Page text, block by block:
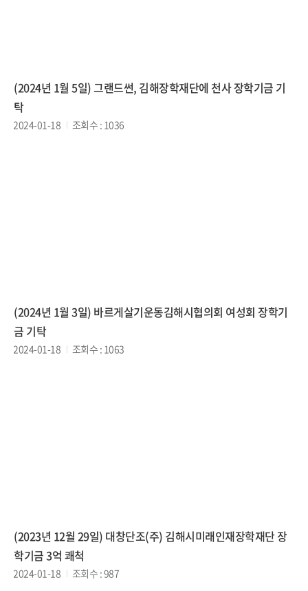
(2024년 1월 5일) 그랜드썬, 김해장학재단에 천사 장학기금 기
탁
2024-01-18 조회수 : 1036
(2024년 1월 3일) 바르게살기운동김해시협의회 여성회 장학기
금 기탁
2024-01-18 조회수 : 1063
(2023년 12월 29일) 대창단조(주) 김해시미래인재장학재단 장
학기금 3억 쾌척
2024-01-18 조회수 : 987